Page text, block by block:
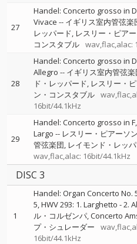
27
Handel: Concerto grosso in
Vivace -- イギリス室内管弦楽
レッパード レスリー・ピア
コンスタブル wav,flac,alac:
28
Handel: Concerto grosso in
Allegro -- イギリス室内管弦楽
ド・レッパード レスリー・
ン・コンスタブル
16bit/44.1kHz
29
Handel: Concerto grosso in
Largo -- レスリー・ピアーソン
管弦楽団 レイモンド・レッ
wav,flac,alac: 16bit/44.1kHz
DISC 3
1
Handel: Organ Concerto No.
5, HWV 293: 1. Larghetto - 2.
ル・コルゼンパ Concerto
プ・シュレーダー
16bit/44.1kHz